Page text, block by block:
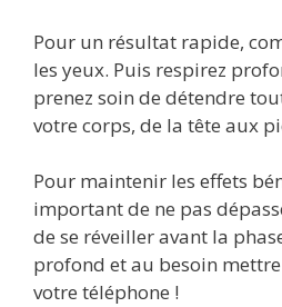
Pour un résultat rapide,
les yeux. Puis respirez
prenez soin de détendre
votre corps, de la tête aux
Pour maintenir les effets
important de ne pas
de se réveiller avant la
profond et au besoin
votre téléphone !